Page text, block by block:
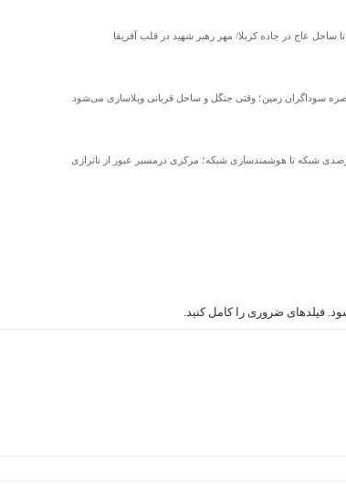
تا ساحل عاج در جاده کربلا/ مهر رهبر شهید در قلب آفریقا
سوداگران زمین؛ وقتی جنگل و ساحل قربانی ویلاسازی می‌شود
فیلدهای ضروری را کامل کنید.